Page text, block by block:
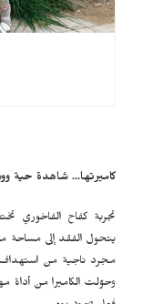
كاميرتها... شاهدة حية
تجربة كفاح الفاخوري
يتحول الفقد إلى مساحة
مجرد ناجية من استهداف،
وحوّلت الكاميرا من أداة